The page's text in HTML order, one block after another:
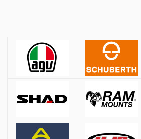
ΚΡΑΝΗ
Αποστολές
Όλες οι αποστολές πραγματοποιούνται μέσω
Αθήνα:2.90€
Αντικαταβολή: +
1.50€